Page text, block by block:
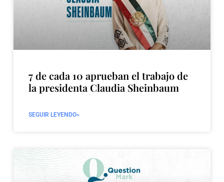
7 de cada 10 aprueban el trabajo de
la presidenta Claudia Sheinbaum
SEGUIR LEYENDO»